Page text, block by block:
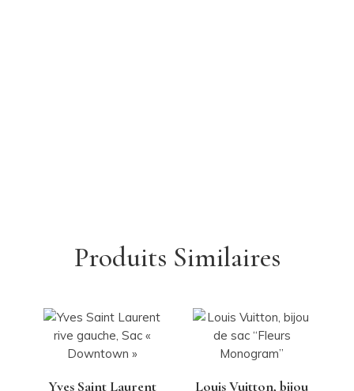
Produits Similaires
Yves Saint Laurent
Louis Vuitton, bijou